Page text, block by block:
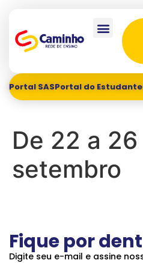
Portal SASPortal do Estudante
De 22 a
setembro
Fique por
Digite seu e-mail e assine